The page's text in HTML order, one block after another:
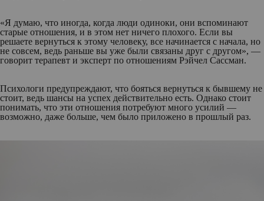
«Я думаю, что иногда, когда люди одиноки, они вспоминают
старые отношения, и в этом нет ничего плохого. Если вы
решаете вернуться к этому человеку, все начинается с начала, но
не совсем, ведь раньше вы уже были связаны друг с другом», —
говорит терапевт и эксперт по отношениям Рэйчел Сассман.
Психологи предупреждают, что бояться вернуться к бывшему не
стоит, ведь шансы на успех действительно есть. Однако стоит
понимать, что эти отношения потребуют много усилий —
возможно, даже больше, чем было приложено в прошлый раз.